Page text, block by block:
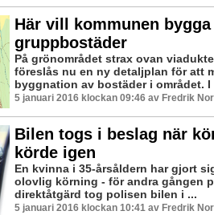
Här vill kommunen bygga
gruppbostäder
På grönområdet strax ovan
föreslås nu en ny detaljplan för att
byggnation av bostäder i området. I
5 januari 2016 klockan 09:46 av Fredrik
Bilen togs i beslag när
körde igen
En kvinna i 35-årsåldern har gjort
olovlig körning - för andra gången
direktåtgärd tog polisen bilen i ...
5 januari 2016 klockan 10:41 av Fredrik